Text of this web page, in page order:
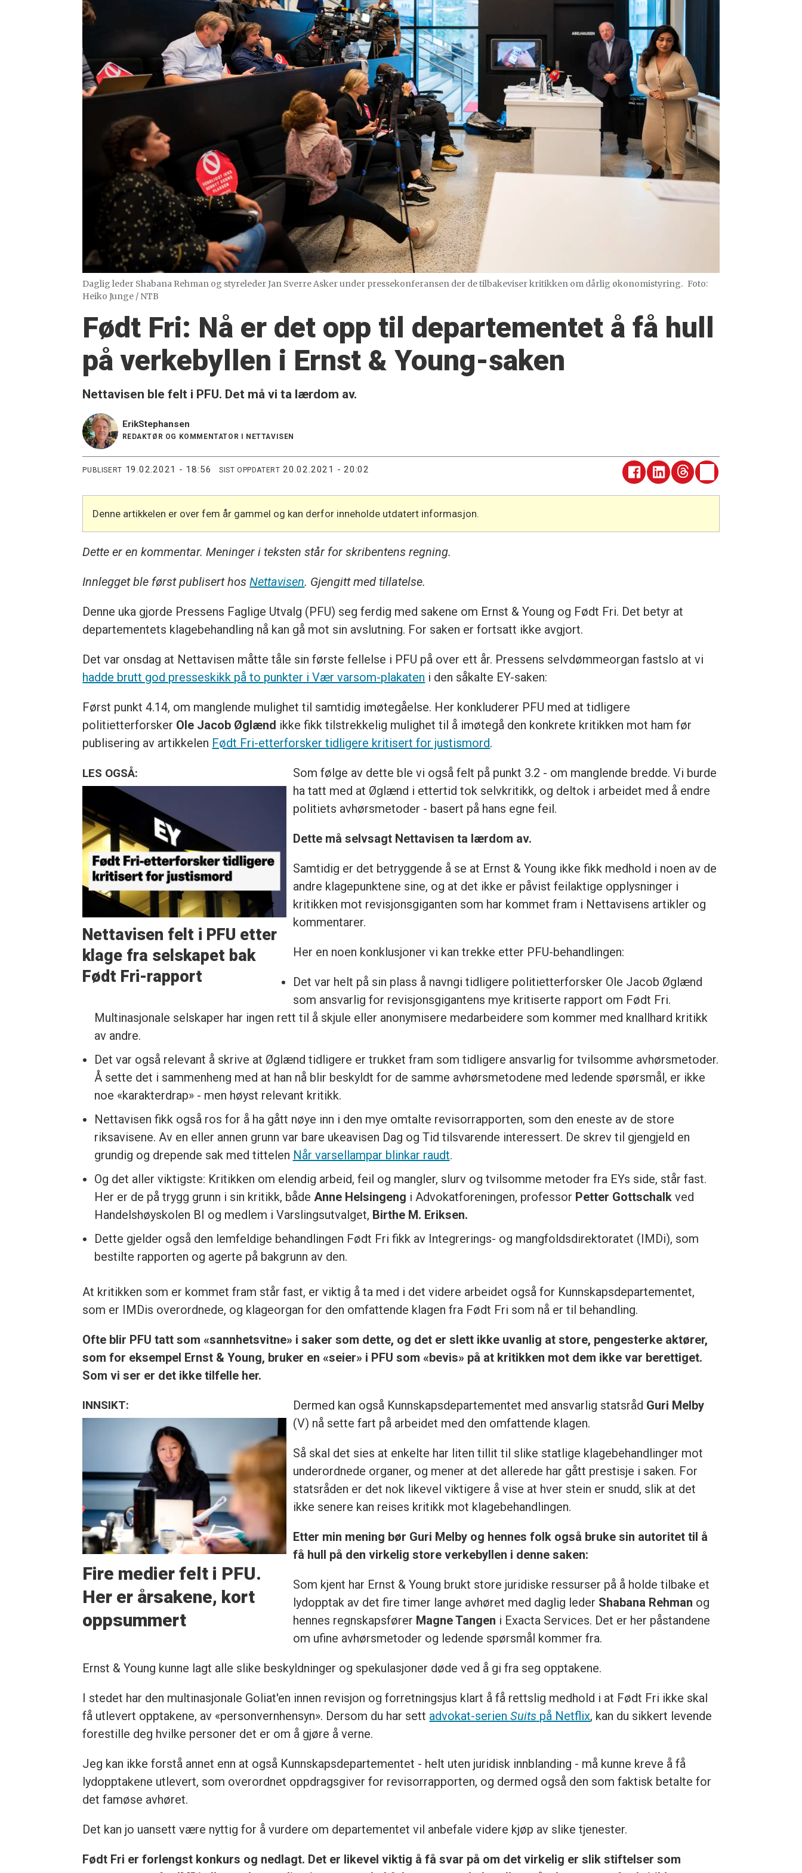
Daglig leder Shabana Rehman og styreleder Jan Sverre Asker under pressekonferansen der de tilbakeviser kritikken om dårlig økonomistyring. Foto:
Heiko Junge / NTB
Født Fri: Nå er det opp til departementet å få hull
på verkebyllen i Ernst & Young-saken
Nettavisen ble felt i PFU. Det må vi ta lærdom av.
ErikStephansen
REDAKTØR OG KOMMENTATOR I NETTAVISEN
PUBLISERT 19.02.2021 - 18:56 SIST OPPDATERT 20.02.2021 - 20:02
Denne artikkelen er over fem år gammel og kan derfor inneholde utdatert informasjon.
Dette er en kommentar. Meninger i teksten står for skribentens regning.
Innlegget ble først publisert hosNettavisen. Gjengitt med tillatelse.
Denne uka gjorde Pressens Faglige Utvalg (PFU) seg ferdig med sakene om Ernst & Young og Født Fri. Det betyr at
departementets klagebehandling nå kan gå mot sin avslutning. For saken er fortsatt ikke avgjort.
Det var onsdag at Nettavisen måtte tåle sin første fellelse i PFU på over ett år. Pressens selvdømmeorgan fastslo at vi
hadde brutt god presseskikk på to punkter i Vær varsom-plakaten i den såkalte EY-saken:
Først punkt 4.14, om manglende mulighet til samtidig imøtegåelse. Her konkluderer PFU med at tidligere
politietterforsker Ole Jacob Øglænd ikke fikk tilstrekkelig mulighet til å imøtegå den konkrete kritikken mot ham før
publisering av artikkelen Født Fri-etterforsker tidligere kritisert for justismord.
LES OGSÅ:
Nettavisen felt i PFU etter
klage fra selskapet bak
Født Fri-rapport
Som følge av dette ble vi også felt på punkt 3.2 - om manglende bredde. Vi burde
ha tatt med at Øglænd i ettertid tok selvkritikk, og deltok i arbeidet med å endre
politiets avhørsmetoder - basert på hans egne feil.
Dette må selvsagt Nettavisen ta lærdom av.
Samtidig er det betryggende å se at Ernst & Young ikke fikk medhold i noen av de
andre klagepunktene sine, og at det ikke er påvist feilaktige opplysninger i
kritikken mot revisjonsgiganten som har kommet fram i Nettavisens artikler og
kommentarer.
Her en noen konklusjoner vi kan trekke etter PFU-behandlingen:
Det var helt på sin plass å navngi tidligere politietterforsker Ole Jacob Øglænd
som ansvarlig for revisjonsgigantens mye kritiserte rapport om Født Fri.
Multinasjonale selskaper har ingen rett til å skjule eller anonymisere medarbeidere som kommer med knallhard kritikk
av andre.
Det var også relevant å skrive at Øglænd tidligere er trukket fram som tidligere ansvarlig for tvilsomme avhørsmetoder.
Å sette det i sammenheng med at han nå blir beskyldt for de samme avhørsmetodene med ledende spørsmål, er ikke
noe «karakterdrap» - men høyst relevant kritikk.
Nettavisen fikk også ros for å ha gått nøye inn i den mye omtalte revisorrapporten, som den eneste av de store
riksavisene. Av en eller annen grunn var bare ukeavisen Dag og Tid tilsvarende interessert. De skrev til gjengjeld en
grundig og drepende sak med tittelen Når varsellampar blinkar raudt.
Og det aller viktigste: Kritikken om elendig arbeid, feil og mangler, slurv og tvilsomme metoder fra EYs side, står fast.
Her er de på trygg grunn i sin kritikk, både Anne Helsingeng i Advokatforeningen, professor Petter Gottschalkved
Handelshøyskolen BI og medlem i Varslingsutvalget, Birthe M. Eriksen.
Dette gjelder også den lemfeldige behandlingen Født Fri fikk av Integrerings- og mangfoldsdirektoratet (IMDi), som
bestilte rapporten og agerte på bakgrunn av den.
At kritikken som er kommet fram står fast, er viktig å ta med i det videre arbeidet også for Kunnskapsdepartementet,
som er IMDis overordnede, og klageorgan for den omfattende klagen fra Født Fri som nå er til behandling.
Ofte blir PFU tatt som «sannhetsvitne» i saker som dette, og det er slett ikke uvanlig at store, pengesterke aktører,
som for eksempel Ernst & Young, bruker en «seier» i PFU som «bevis» på at kritikken mot dem ikke var berettiget.
Som vi ser er det ikke tilfelle her.
INNSIKT:
Fire medier felt i PFU.
Her er årsakene, kort
oppsummert
Dermed kan også Kunnskapsdepartementet med ansvarlig statsråd Guri Melby
(V) nå sette fart på arbeidet med den omfattende klagen.
Så skal det sies at enkelte har liten tillit til slike statlige klagebehandlinger mot
underordnede organer, og mener at det allerede har gått prestisje i saken. For
statsråden er det nok likevel viktigere å vise at hver stein er snudd, slik at det
ikke senere kan reises kritikk mot klagebehandlingen.
Etter min mening bør Guri Melby og hennes folk også bruke sin autoritet til å
få hull på den virkelig store verkebyllen i denne saken:
Som kjent har Ernst & Young brukt store juridiske ressurser på å holde tilbake et
lydopptak av det fire timer lange avhøret med daglig leder Shabana Rehman og
hennes regnskapsfører Magne Tangen i Exacta Services. Det er her påstandene
om ufine avhørsmetoder og ledende spørsmål kommer fra.
Ernst & Young kunne lagt alle slike beskyldninger og spekulasjoner døde ved å gi fra seg opptakene.
I stedet har den multinasjonale Goliat'en innen revisjon og forretningsjus klart å få rettslig medhold i at Født Fri ikke skal
få utlevert opptakene, av «personvernhensyn». Dersom du har sett advokat-serienSuits på Netflix, kan du sikkert levende
forestille deg hvilke personer det er om å gjøre å verne.
Jeg kan ikke forstå annet enn at også Kunnskapsdepartementet - helt uten juridisk innblanding - må kunne kreve å få
lydopptakene utlevert, som overordnet oppdragsgiver for revisorrapporten, og dermed også den som faktisk betalte for
det famøse avhøret.
Det kan jo uansett være nyttig for å vurdere om departementet vil anbefale videre kjøp av slike tjenester.
Født Fri er forlengst konkurs og nedlagt. Det er likevel viktig å få svar på om det virkelig er slik stiftelser som